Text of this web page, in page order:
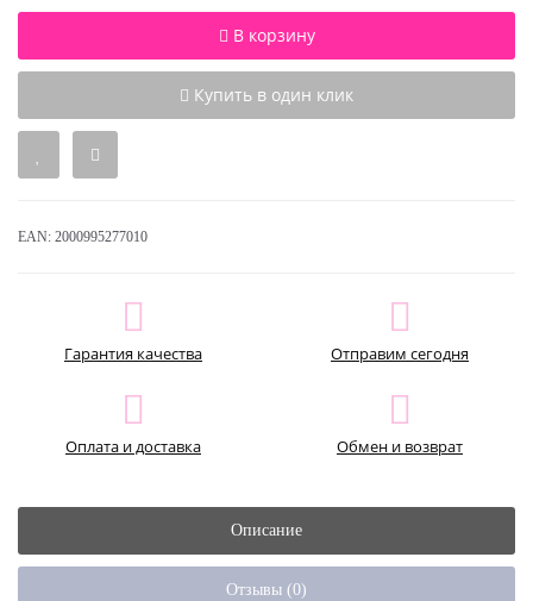
В корзину
Купить в один клик
EAN: 2000995277010
Гарантия качества Отправим сегодня
Оплата и доставка Обмен и возврат
Описание
Отзывы (0)